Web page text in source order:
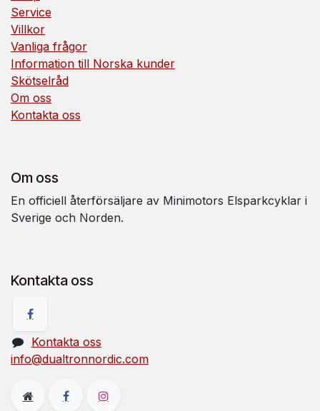
Service
Villkor
Vanliga frågor
Information till Norska kunder
Skötselråd
Om oss
Kontakta oss
Om oss
En officiell återförsäljare av Minimotors Elsparkcyklar i
Sverige och Norden.
Kontakta oss
Kontakta oss
info@dualtronnordic.com